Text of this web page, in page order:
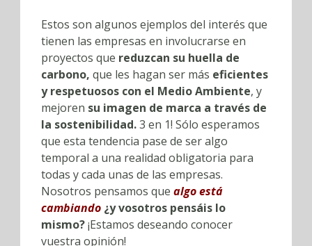
Estos son algunos ejemplos del interés que
tienen las empresas en involucrarse en
proyectos que reduzcan su huella de
carbono, que les hagan ser más eficientes
y respetuosos con el Medio Ambiente, y
mejoren su imagen de marca a través de
la sostenibilidad.3 en 1! Sólo esperamos
que esta tendencia pase de ser algo
temporal a una realidad obligatoria para
todas y cada unas de las empresas.
Nosotros pensamos que algo está
cambiando ¿y vosotros pensáis lo
mismo?¡Estamos deseando conocer
vuestra opinión!